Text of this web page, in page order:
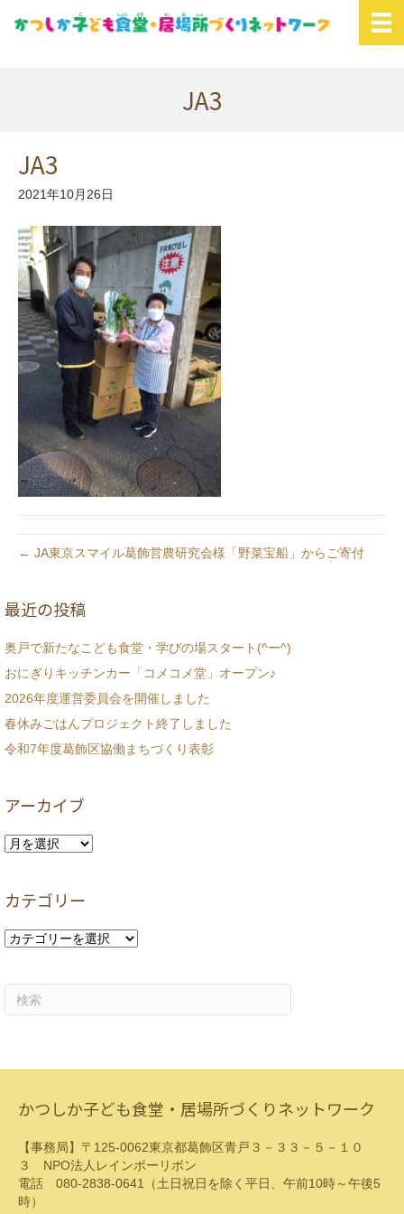
JA3
JA3
2021年10月26日
← JA東京スマイル葛飾営農研究会様「野菜宝船」からご寄付
最近の投稿
奥戸で新たなこども食堂・学びの場スタート(^ー^)
おにぎりキッチンカー「コメコメ堂」オープン♪
2026年度運営委員会を開催しました
春休みごはんプロジェクト終了しました
令和7年度葛飾区協働まちづくり表彰
アーカイブ
ア
イ
カテゴリー
カ
かつしか子ども食堂・居場所づくりネットワーク
【事務局】〒125-0062東京都葛飾区青戸３－３３－５－１０
３ NPO法人レインボーリボン
電話 080-2838-0641（土日祝日を除く平日、午前10時～午後5
時）